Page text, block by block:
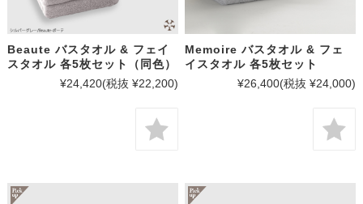
Beaute バスタオル & フェイ
スタオル 各5枚セット（同色）
¥24,420(税抜 ¥22,200)
Memoire バスタオル & フェ
イスタオル 各5枚セット
¥26,400(税抜 ¥24,000)